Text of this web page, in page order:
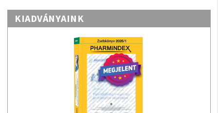
KIADVÁNYAINK